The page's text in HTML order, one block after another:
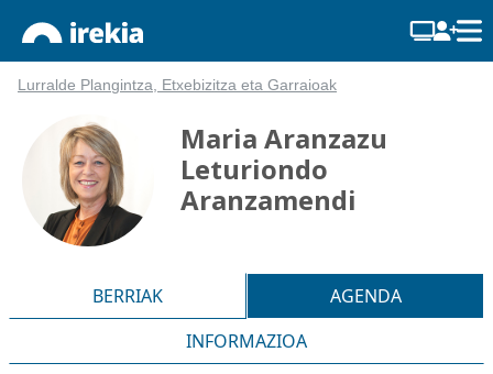
Lurralde Plangintza, Etxebizitza eta Garraioak
Maria Aranzazu
Leturiondo
Aranzamendi
BERRIAK
AGENDA
INFORMAZIOA